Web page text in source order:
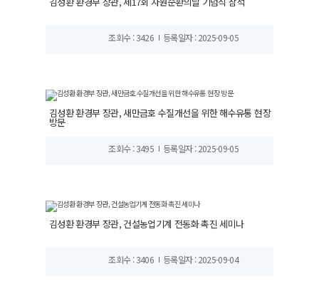
조회수 : 3426 등록일자 : 2025-09-05
김성환 환경부 장관, 새만금호 수질개선을 위한 해수유통 현장
방문
조회수 : 3495 등록일자 : 2025-09-05
김성환 환경부 장관, 건설농업기계 전동화 촉진 세미나
조회수 : 3406 등록일자 : 2025-09-04